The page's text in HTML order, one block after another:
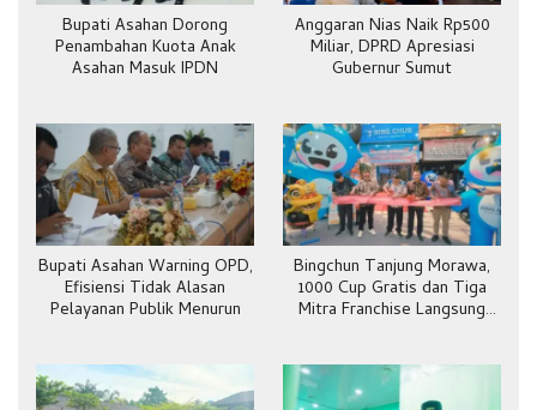
Bupati Asahan Dorong
Penambahan Kuota Anak
Asahan Masuk IPDN
Anggaran Nias Naik Rp500
Miliar, DPRD Apresiasi
Gubernur Sumut
Bupati Asahan Warning OPD,
Efisiensi Tidak Alasan
Pelayanan Publik Menurun
Bingchun Tanjung Morawa,
1000 Cup Gratis dan Tiga
Mitra Franchise Langsung